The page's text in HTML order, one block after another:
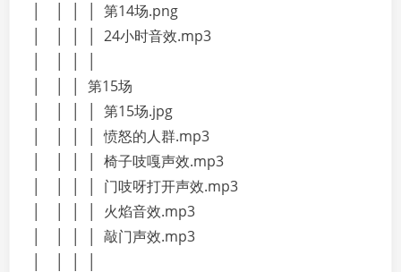
│ │ │ │ 第14场.png
│ │ │ │ 24小时音效.mp3
│ │ │ 第15场
│ │ │ │ 第15场.jpg
│ │ │ │ 愤怒的人群.mp3
│ │ │ │ 椅子吱嘎声效.mp3
│ │ │ │ 门吱呀打开声效.mp3
│ │ │ │ 火焰音效.mp3
│ │ │ │ 敲门声效.mp3